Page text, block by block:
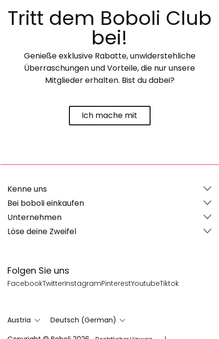
Tritt dem Boboli Club
bei!
Genieße exklusive Rabatte, unwiderstehliche
Überraschungen und Vorteile, die nur unsere
Mitglieder erhalten. Bist du dabei?
Ich mache mit
Folgen Sie uns
FacebookTwitterInstagramPinterestYoutubeTiktok
Kenne uns
Bei boboli einkaufen
Unternehmen
Löse deine Zweifel
Austria
Deutsch (German)